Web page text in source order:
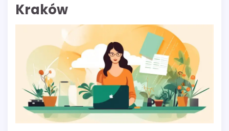
Kraków